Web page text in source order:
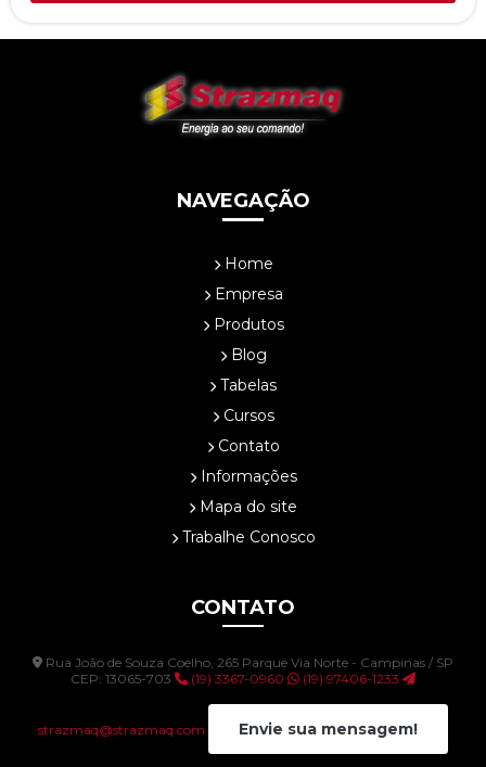
NAVEGAÇÃO
Home
Empresa
Produtos
Blog
Tabelas
Cursos
Contato
Informações
Mapa do site
Trabalhe Conosco
CONTATO
Rua João de Souza Coelho, 265 Parque Via Norte - Campinas / SP
CEP: 13065-703
(19) 3367-0960 (19) 97406-1233
strazmaq@strazmaq.com Envie sua mensagem!